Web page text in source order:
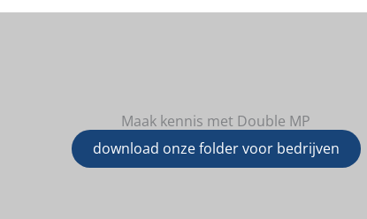
Maak kennis met Double MP
download onze folder voor bedrijven